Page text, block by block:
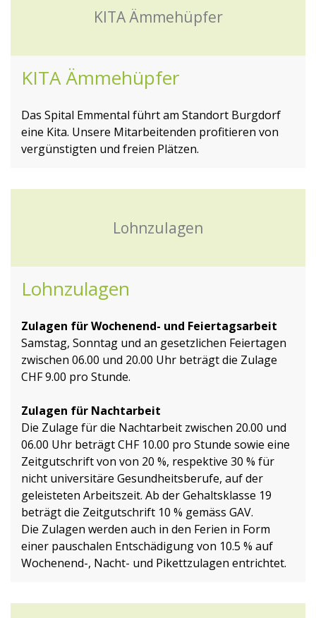
KITA Ämmehüpfer
KITA Ämmehüpfer
Das Spital Emmental führt am Standort Burgdorf
eine Kita. Unsere Mitarbeitenden profitieren von
vergünstigten und freien Plätzen.
Lohnzulagen
Lohnzulagen
Zulagen für Wochenend- und Feiertagsarbeit
Samstag, Sonntag und an gesetzlichen Feiertagen
zwischen 06.00 und 20.00 Uhr beträgt die Zulage
CHF 9.00 pro Stunde.
Zulagen für Nachtarbeit
Die Zulage für die Nachtarbeit zwischen 20.00 und
06.00 Uhr beträgt CHF 10.00 pro Stunde sowie eine
Zeitgutschrift von von 20 %, respektive 30 % für
nicht universitäre Gesundheitsberufe, auf der
geleisteten Arbeitszeit. Ab der Gehaltsklasse 19
beträgt die Zeitgutschrift 10 % gemäss GAV.
Die Zulagen werden auch in den Ferien in Form
einer pauschalen Entschädigung von 10.5 % auf
Wochenend-, Nacht- und Pikettzulagen entrichtet.